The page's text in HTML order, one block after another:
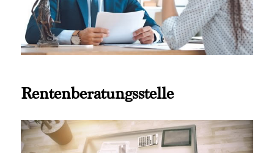
Rentenberatungsstelle